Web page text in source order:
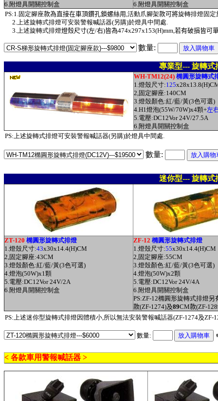
6.附燈具開關控制盒
6.附燈具開關控制盒
PS:1.固定腳座款為直接在車頂鑽孔鎖螺絲用,活動爪腳架款可將旋轉排燈固定
2.上述旋轉式排燈可安裝警報喊話器(另購)於燈具中間處.
3.上述旋轉式排燈燈殼尺寸(左/右)皆為474x297x153(H)mm,若有破損皆可
數量:
專業型--- 旋轉式
WH-TM12(24) 橢圓形旋轉式
1.燈殼尺寸:125
2,固定腳座:140CM
3.燈殼顏色:紅/藍/黃(3色可選)
4.H1燈泡(55W/70W)x4顆+左
5.電壓:DC12Vor 24V/27.5A
6.附燈具開關控制盒
PS:上述旋轉式排燈可安裝警報喊話器(另購)於燈具中間處.
數量:
迷你型--- 旋轉式
ZT-120 橢圓形旋轉式排燈
1.燈殼尺寸:43x30x14.4(H)CM
2,固定腳座:43CM
3.燈殼顏色:紅/藍/黃(3色可選)
4.燈泡(50W)x1顆
5.電壓:DC12Vor 24V/2A
6.附燈具開關控制盒
ZF-12 橢圓形旋轉式排燈
1.燈殼尺寸:55x30x14.4(H)CM
2,固定腳座:55CM
3.燈殼顏色:紅/藍/黃(3色可選)
4.燈泡(50W)x2顆
5.電壓:DC12Vor 24V/4A
6.附燈具開關控制盒
PS:ZF-12橢圓形旋轉式排燈另
款(ZF-1274)及89CM款(ZF-
PS:上述迷你型旋轉式排燈因體積小,所以無法安裝警報喊話器(ZF-1274及ZF-
數量:
< 各款車用警報喊話器 >